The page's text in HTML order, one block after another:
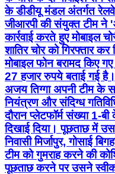
के डीडीयू मंडल अंतर्गत
जीआरपी की संयुक्त टीम ने
कार्रवाई करते हुए मोबाइल
शातिर चोर को गिरफ्तार
मोबाइल फोन बरामद किए
27 हजार रुपये बताई गई
अजय तिग्गा अपनी टीम के
नियंत्रण और संदिग्ध
दौरान प्लेटफॉर्म संख्या 1-
दिखाई दिया। पूछताछ में
निवासी मिर्जापुर, गोसाई
टीम को गुमराह करने की
पूछताछ करने पर उसने